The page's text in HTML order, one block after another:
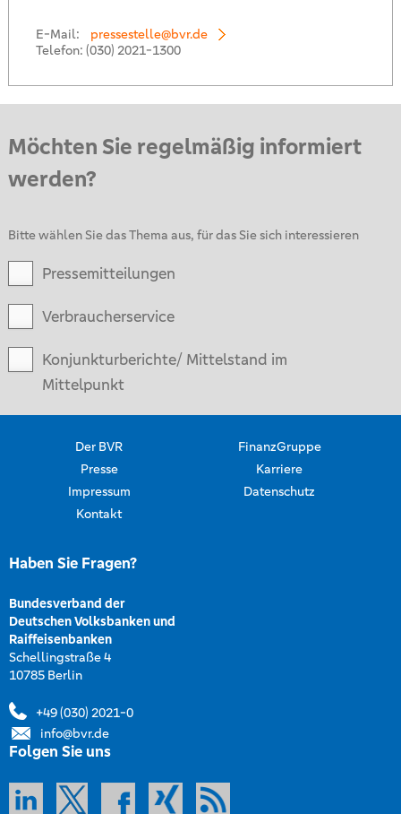
E-Mail:
pressestelle@bvr.de
Telefon: (030) 2021-1300
Möchten Sie regelmäßig informiert
werden?
Bitte wählen Sie das Thema aus, für das Sie sich interessieren
Pressemitteilungen
Verbraucherservice
Konjunkturberichte/ Mittelstand im
Mittelpunkt
Der BVR
FinanzGruppe
Presse
Karriere
Impressum
Datenschutz
Kontakt
Haben Sie Fragen?
Bundesverband der
Deutschen Volksbanken und
Raiffeisenbanken
Schellingstraße 4
10785 Berlin
+49 (030) 2021-0
info@bvr.de
Folgen Sie uns